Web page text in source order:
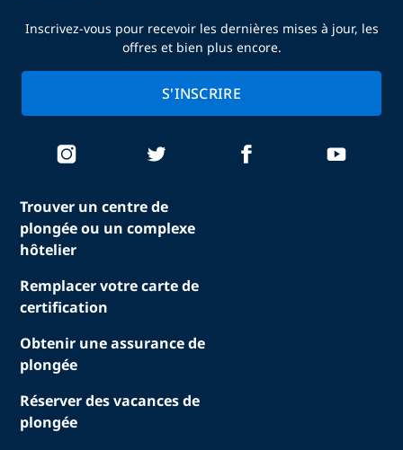
Trouver un centre de
plongée ou un complexe
hôtelier
Remplacer votre carte de
certification
Obtenir une assurance de
plongée
Réserver des vacances de
plongée
Inscrivez-vous pour recevoir les dernières mises à jour, les
offres et bien plus encore.
S'INSCRIRE